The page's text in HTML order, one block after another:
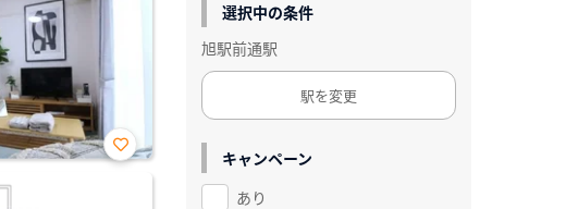
お気
選択中の条件
旭駅前通駅
駅を変更
キャンペーン
あり